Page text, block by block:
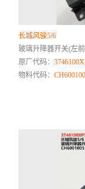
长城风骏5/6
玻璃升降器开关(左
原厂代码：
物料代码：